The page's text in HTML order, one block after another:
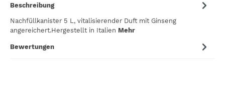
Beschreibung
Nachfüllkanister 5 L, vitalisierender Duft mit Ginseng
angereichert.Hergestellt in Italien Mehr
Bewertungen